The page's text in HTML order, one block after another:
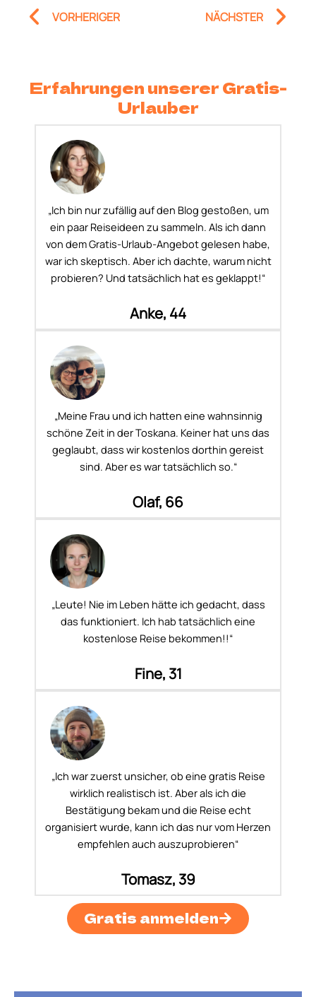
Prev
VORHERIGER NÄCHSTER
Erfahrungen unserer Gratis-
Urlauber
„Ich bin nur zufällig auf den Blog gestoßen, um
ein paar Reiseideen zu sammeln. Als ich dann
von dem Gratis-Urlaub-Angebot gelesen habe,
war ich skeptisch. Aber ich dachte, warum nicht
probieren? Und tatsächlich hat es geklappt!“
Anke, 44
„Meine Frau und ich hatten eine wahnsinnig
schöne Zeit in der Toskana. Keiner hat uns das
geglaubt, dass wir kostenlos dorthin gereist
sind. Aber es war tatsächlich so.“
Olaf, 66
„Leute! Nie im Leben hätte ich gedacht, dass
das funktioniert. Ich hab tatsächlich eine
kostenlose Reise bekommen!!“
Fine, 31
„Ich war zuerst unsicher, ob eine gratis Reise
wirklich realistisch ist. Aber als ich die
Bestätigung bekam und die Reise echt
organisiert wurde, kann ich das nur vom Herzen
empfehlen auch auszuprobieren“
Tomasz, 39
Gratis anmelden